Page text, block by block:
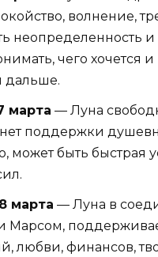
волнение,
неопределенность
чего хочется и
дальше.
марта — Луна
нет поддержки
может быть быстрая
марта — Луна в
Марсом,
любви, финансов,